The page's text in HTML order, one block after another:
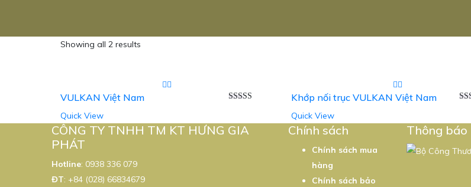
Showing all 2 results
sao
VULKAN Việt Nam
Quick View
sao
Khớp nối trục VULKAN Việt Nam
Quick View
CÔNG TY TNHH TM KT HƯNG GIA
PHÁT
Hotline: 0938 336 079
ĐT: +84 (028) 66834679
Chính sách
Chính sách mua
hàng
Chính sách bảo
Thông báo